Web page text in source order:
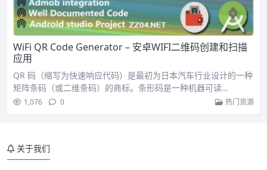
WiFi QR Code Generator – 安卓WIFI二维码创建和扫描
应用
QR 码（缩写为快速响应代码）是最初为日本汽车行业设计的一种
矩阵条码（或二维条码）的商标。条形码是一种机器可读…
1,076 0 热门资源
关于我们